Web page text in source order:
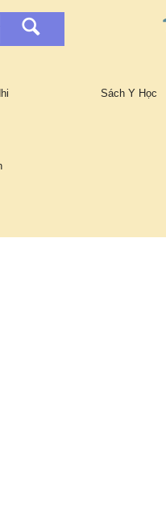
Sách Y Học